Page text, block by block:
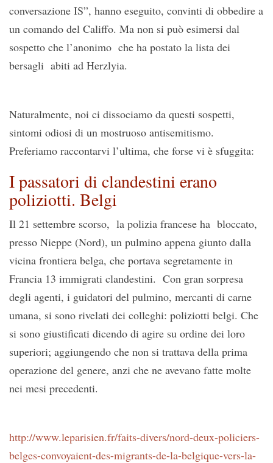
conversazione IS”, hanno eseguito, convinti di obbedire a
un comando del Califfo. Ma non si può esimersi dal
sospetto che l’anonimo che ha postato la lista dei
bersagli abiti ad Herzlyia.
Naturalmente, noi ci dissociamo da questi sospetti,
sintomi odiosi di un mostruoso antisemitismo.
Preferiamo raccontarvi l’ultima, che forse vi è sfuggita:
I passatori di clandestini erano
poliziotti. Belgi
Il 21 settembre scorso, la polizia francese ha bloccato,
presso Nieppe (Nord), un pulmino appena giunto dalla
vicina frontiera belga, che portava segretamente in
Francia 13 immigrati clandestini. Con gran sorpresa
degli agenti, i guidatori del pulmino, mercanti di carne
umana, si sono rivelati dei colleghi: poliziotti belgi. Che
si sono giustificati dicendo di agire su ordine dei loro
superiori; aggiungendo che non si trattava della prima
operazione del genere, anzi che ne avevano fatte molte
nei mesi precedenti.
http://www.leparisien.fr/faits-divers/nord-deux-policiers-
belges-convoyaient-des-migrants-de-la-belgique-vers-la-